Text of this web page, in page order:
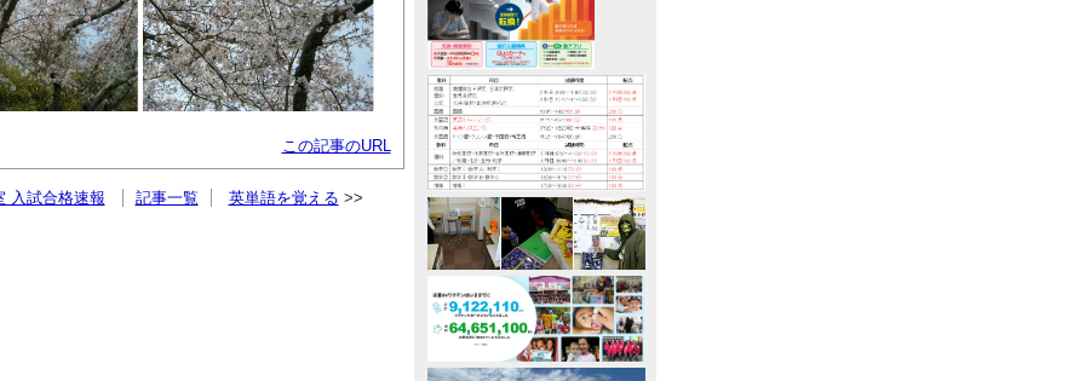
この記事のURL
入試合格速報 記事一覧 英単語を覚える